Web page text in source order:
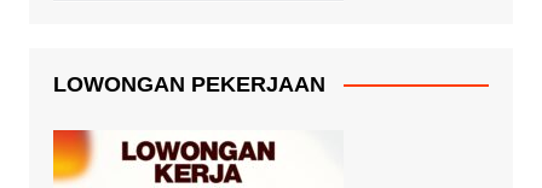
LOWONGAN PEKERJAAN